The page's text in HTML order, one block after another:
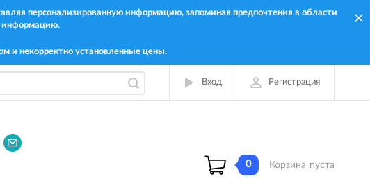
персонализированную информацию, запоминая предпочтения в области
информацию.
и некорректно установленные цены.
Вход Регистрация
0 Корзина пуста